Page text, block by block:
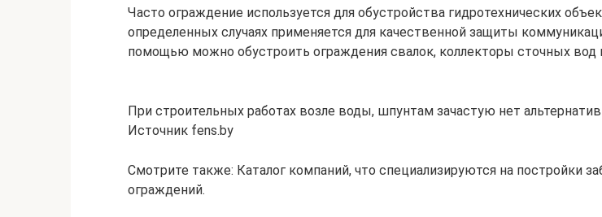
Часто ограждение используется для обустройства гидротехнических
определенных случаях применяется для качественной защиты
помощью можно обустроить ограждения свалок, коллекторы сточных вод
При строительных работах возле воды, шпунтам зачастую нет
Источник fens.by
Смотрите также: Каталог компаний, что специализируются на постройки
ограждений.